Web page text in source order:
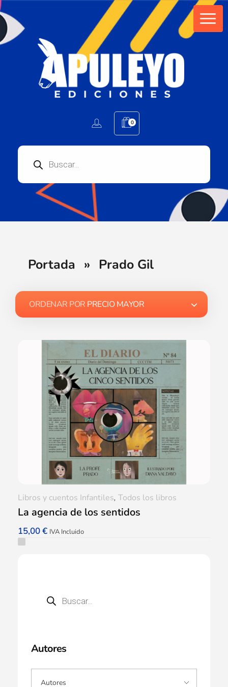
0
Portada » Prado Gil
ORDENAR POR PRECIO MAYOR
La agencia de los sentidos
15,00€ IVA Incluido
Libros y cuentos Infantiles, Todos los libros
Autores